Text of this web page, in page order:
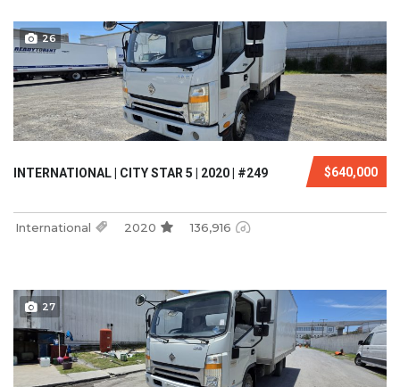
26
$640,000
INTERNATIONAL | CITY STAR 5 | 2020 | #249
International 2020 136,916
27